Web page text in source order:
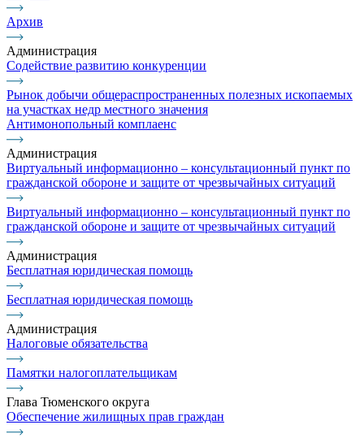
Архив
Администрация
Содействие развитию конкуренции
Рынок добычи общераспространенных полезных ископаемых
на участках недр местного значения
Антимонопольный комплаенс
Администрация
Виртуальный информационно – консультационный пункт по
гражданской обороне и защите от чрезвычайных ситуаций
Виртуальный информационно – консультационный пункт по
гражданской обороне и защите от чрезвычайных ситуаций
Администрация
Бесплатная юридическая помощь
Бесплатная юридическая помощь
Администрация
Налоговые обязательства
Памятки налогоплательщикам
Глава Тюменского округа
Обеспечение жилищных прав граждан